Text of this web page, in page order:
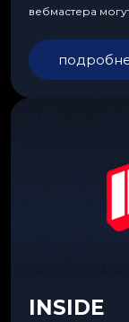
вебмастера
INSIDE